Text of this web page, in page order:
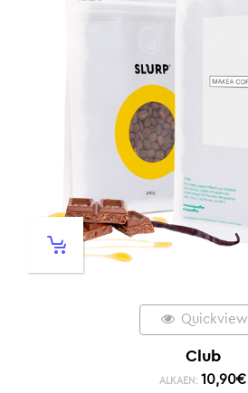
Quickview
Club
ALKAEN: 10,90€